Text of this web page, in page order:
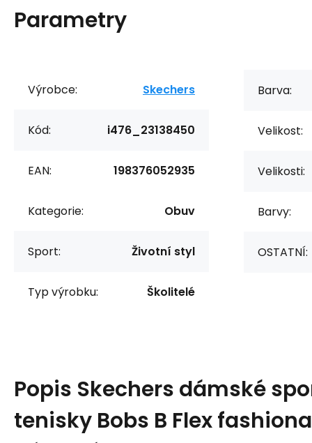
Parametry
Výrobce: Skechers
Kód: i476_23138450
EAN: 198376052935
Kategorie: Obuv
Sport: Životní styl
Typ výrobku: Školitelé
Barva:
Velikost:
Velikosti:
Barvy:
OSTATNÍ:
Popis Skechers dámské
tenisky Bobs B Flex